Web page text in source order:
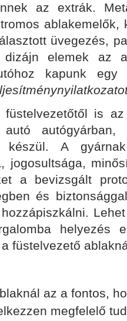
az extrák.
üvegezés,
elemek az
kapunk
is az
autógyárban,
készül. A
jogosultsága,
a bevizsgált
és
helyezés
füstelvezető
az a fontos,
megfelelő